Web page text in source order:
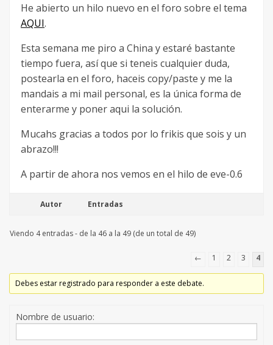
He abierto un hilo nuevo en el foro sobre el tema
AQUI.
Esta semana me piro a China y estaré bastante
tiempo fuera, así que si teneis cualquier duda,
postearla en el foro, haceis copy/paste y me la
mandais a mi mail personal, es la única forma de
enterarme y poner aqui la solución.
Mucahs gracias a todos por lo frikis que sois y un
abrazo!!!
A partir de ahora nos vemos en el hilo de eve-0.6
Autor Entradas
Viendo 4 entradas - de la 46 a la 49 (de un total de 49)
← 1 2 3 4
Debes estar registrado para responder a este debate.
Nombre de usuario: